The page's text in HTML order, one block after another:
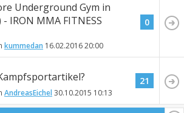
Underground Gym in
IRON MMA FITNESS
kummedan 16.02.201620:00
0
AndreasEichel30.10.2015 10:13
21